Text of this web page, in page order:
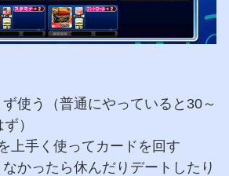
ず使う（普通にやっていると30～
）
上手く使ってカードを回す
なかったら休んだりデートしたり